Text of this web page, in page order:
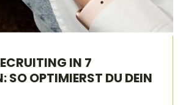
IN 7
SO OPTIMIERST DU DEIN